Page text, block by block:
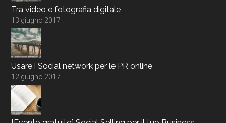
Tra video e fotografia digitale
13 giugno 2017
Usare i Social network per le PR online
12 giugno 2017